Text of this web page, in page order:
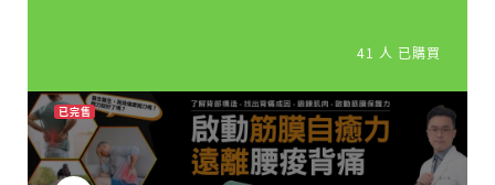
41 人 已購買
已完售